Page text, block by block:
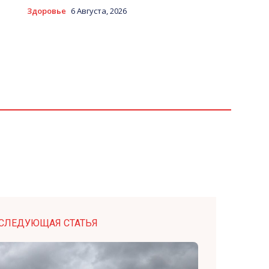
Здоровье 6 Августа, 2026
СТАТЬЯ